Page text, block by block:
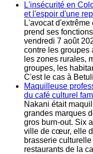
L'insécurité en
et l'espoir d'une
L'avocat
prend ses
vendredi 7 août
contre les groupes
les zones rurales,
groupes, les
C'est le cas à
Maquilleuse
du café culturel
Nakani était
grandes marques
gros burn-out. Six
ville de cœur, elle
brasserie
restaurants de la